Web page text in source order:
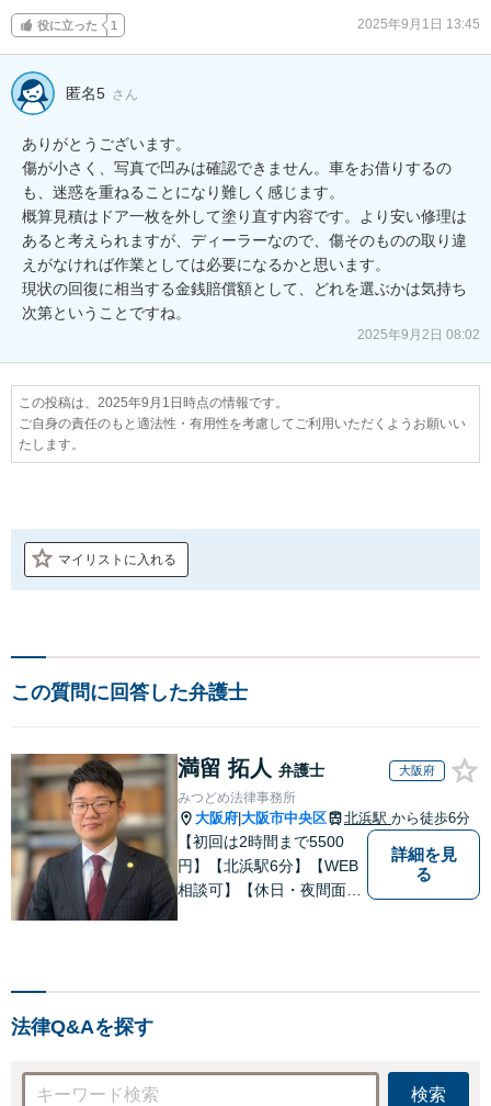
役に立った 1 2025年9月1日 13:45
匿名5 さん
ありがとうございます。
傷が小さく、写真で凹みは確認できません。車をお借りするの
も、迷惑を重ねることになり難しく感じます。
概算見積はドア一枚を外して塗り直す内容です。より安い修理は
あると考えられますが、ディーラーなので、傷そのものの取り違
えがなければ作業としては必要になるかと思います。
現状の回復に相当する金銭賠償額として、どれを選ぶかは気持ち
次第ということですね。
2025年9月2日 08:02
この投稿は、2025年9月1日時点の情報です。
ご自身の責任のもと適法性・有用性を考慮してご利用いただくようお願いい
たします。
マイリストに入れる
この質問に回答した弁護士
満留 拓人 弁護士 大阪府
みつどめ法律事務所
大阪府 大阪市中央区 北浜駅 から徒歩6分
【初回は2時間まで5500
円】【北浜駅6分】【WEB
相談可】【休日・夜間面談
詳細を見
る
法律Q&Aを探す
検索